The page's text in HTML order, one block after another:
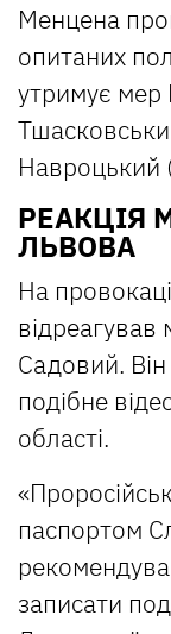
Менцена
опитаних
утримує
Навроцький
РЕАКЦІЯ
ЛЬВОВА
На
Садовий.
подібне
області.
паспортом
записати